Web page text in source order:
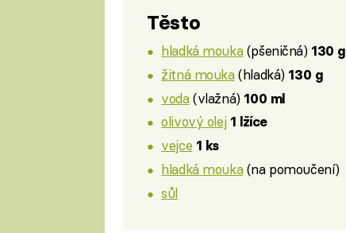
Těsto
hladká mouka(pšeničná) 130 g
žitná mouka(hladká) 130 g
voda(vlažná) 100 ml
olivový olej 1 lžíce
vejce 1 ks
hladká mouka(na pomoučení)
sůl